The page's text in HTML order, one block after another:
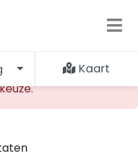
kan niet worden
Kaart